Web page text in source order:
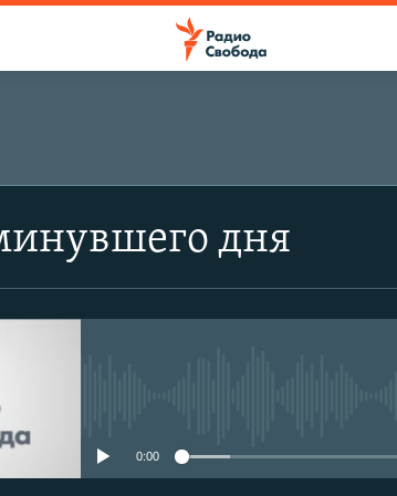
дня
0:00